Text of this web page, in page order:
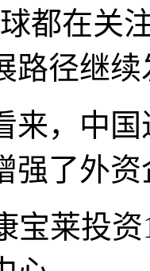
在关注
路径继
，中国
强了外
莱投资